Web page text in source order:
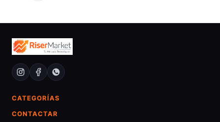
CATEGORÍAS
CONTACTAR